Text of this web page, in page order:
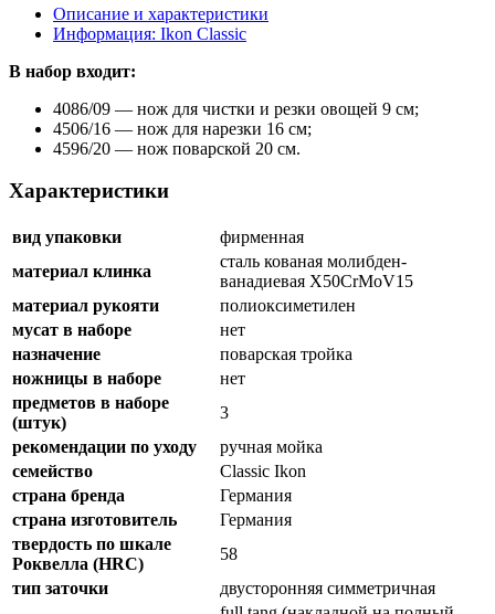
Описание и характеристики
Информация: Ikon Classiс
В набор входит:
4086/09 — нож для чистки и резки овощей 9 см;
4506/16 — нож для нарезки 16 см;
4596/20 — нож поварской 20 см.
Характеристики
вид упаковки
фирменная
материал клинка
сталь кованая молибден-
ванадиевая X50CrMoV15
материал рукояти
полиоксиметилен
мусат в наборе
нет
назначение
поварская тройка
ножницы в наборе
нет
предметов в наборе
(штук)
3
рекомендации по уходу
ручная мойка
семейство
Classic Ikon
страна бренда
Германия
страна изготовитель
Германия
твердость по шкале
Роквелла (HRC)
58
тип заточки
двусторонняя симметричная